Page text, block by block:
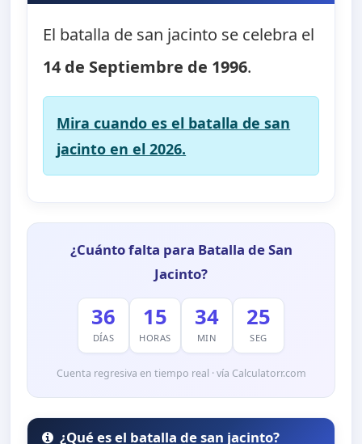
El batalla de san jacinto se celebra el
14 de Septiembre de 1996.
Mira cuando es el batalla de san
jacinto en el 2026.
¿Cuánto falta para Batalla de San
Jacinto?
36
DÍAS
15
HORAS
34
MIN
24
SEG
Cuenta regresiva en tiempo real · vía Calculatorr.com
¿Qué es el batalla de san jacinto?